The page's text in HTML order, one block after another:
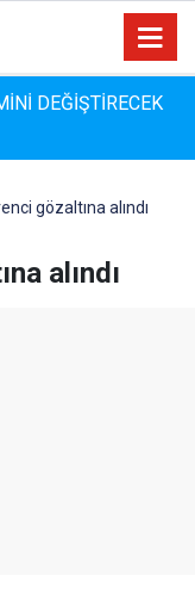
DEĞİŞTİRECEK
Kolaylığı
gözaltına alındı
alındı